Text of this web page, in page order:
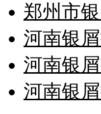
郑州市
河南银
河南银
河南银